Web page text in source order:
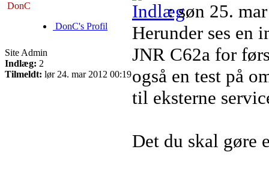
DonC
DonC's Profil
Site Admin
Indlæg: 2
Tilmeldt: lør 24. mar 2012 00:19
: søn 25.
Herunder ses en
JNR C62a for
også en test på
til eksterne
Det du skal gøre